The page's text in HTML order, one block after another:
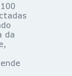
da